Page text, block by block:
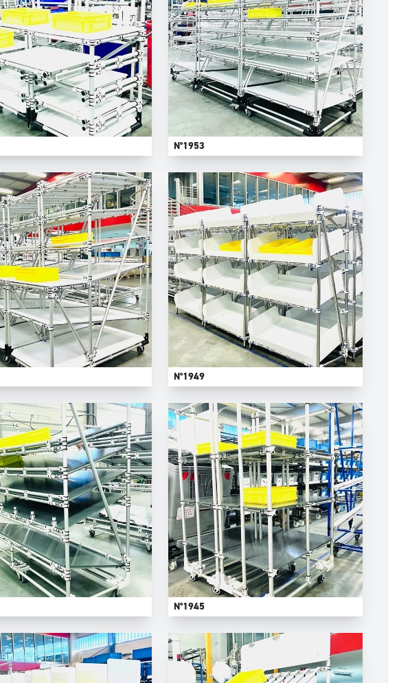
N°1953
N°1949
N°1945